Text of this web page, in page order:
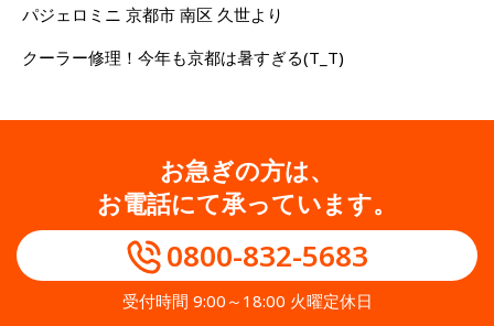
パジェロミニ 京都市 南区 久世より
クーラー修理！今年も京都は暑すぎる(T_T)
お急ぎの方は、
お電話にて承っています。
0800-832-5683
受付時間 9:00～18:00 火曜定休日